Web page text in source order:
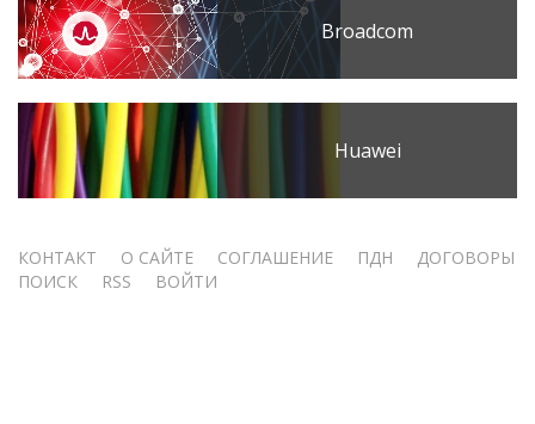
Broadcom
Huawei
Меню
КОНТАКТ О САЙТЕ СОГЛАШЕНИЕ ПДН
ДОГОВОРЫ
ПОИСК
RSS ВОЙТИ